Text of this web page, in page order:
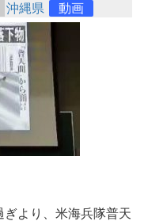
沖縄県 動画
より、米海兵隊普天